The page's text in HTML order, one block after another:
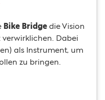
Bike Bridge die Vision
Dabei
als Instrument, um
zu bringen.